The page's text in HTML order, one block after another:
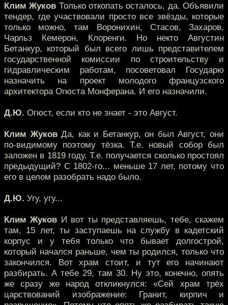
Клим Жуков Только откопать осталось, да. Объявили
тендер, где участвовали просто все звёзды, которые
только можно, там Воронихин, Стасов, Захаров,
Чарльз Кемерон, Клоренги. Но некто Августин
Бетанкур, который был всего лишь представителем
государственной комиссии по строительству и
гидравлическим работам, посоветовал Государю
назначить на проект молодого французского
архитектора Огюста Монферана. И его назначили.
Д.Ю. Огюст, если кто не знает - это Август.
Клим ЖуковДа, как и Бетанкур, он был Август, они
по-видимому поэтому тёзка. Т.е. новый собор был
заложен в 1819 году. Т.е. получается сколько простоял
предыдущий? С 1802-го... меньше 17 лет, потому что
его в целом разобрать надо было.
Д.Ю. Угу, угу...
Клим Жуков И вот ты представляешь, тебе, скажем
там, 15 лет, ты заступаешь на службу в кадетский
корпус и у тебя только что бывает долгострой,
который начался раньше, чем ты родился, только что
закончился. Вот храм стоит, и тут его начинают
разбирать. А тебе 29, там 30. Ну это, конечно, опять
же сразу же народ откликнулся: «Сей храм трёх
царствований изображение: Гранит, кирпич и